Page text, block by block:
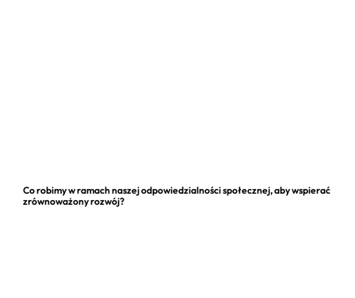
Co robimy w ramach naszej odpowiedzialności społecznej, aby wspierać
zrównoważony rozwój?